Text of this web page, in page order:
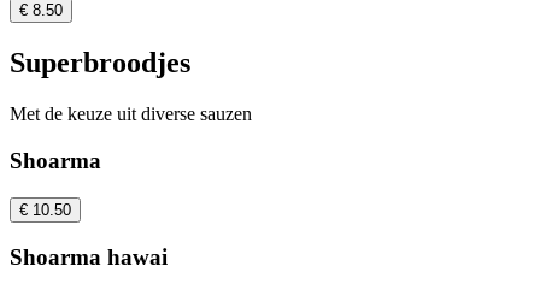
€ 8.50
Superbroodjes
Met de keuze uit diverse sauzen
Shoarma
€ 10.50
Shoarma hawai